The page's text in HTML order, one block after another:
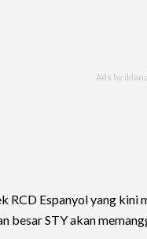
RCD Espanyol yang kini
besar STY akan